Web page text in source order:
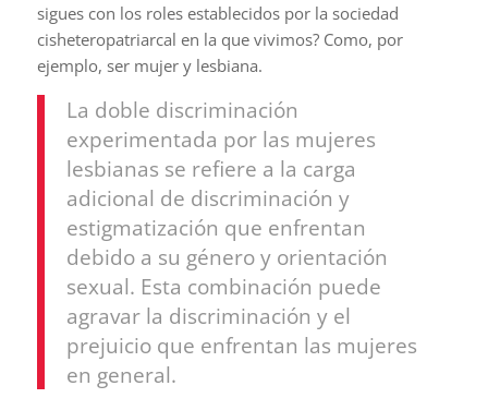
sigues con los roles establecidos por la sociedad
cisheteropatriarcal en la que vivimos? Como, por
ejemplo, ser mujer y lesbiana.
La doble discriminación
experimentada por las mujeres
lesbianas se refiere a la carga
adicional de discriminación y
estigmatización que enfrentan
debido a su género y orientación
sexual. Esta combinación puede
agravar la discriminación y el
prejuicio que enfrentan las mujeres
en general.